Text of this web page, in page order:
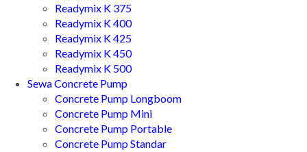
Readymix K 375
Readymix K 400
Readymix K 425
Readymix K 450
Readymix K 500
Sewa Concrete Pump
Concrete Pump Longboom
Concrete Pump Mini
Concrete Pump Portable
Concrete Pump Standar